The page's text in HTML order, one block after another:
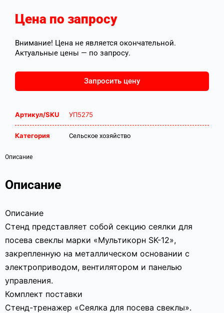
Цена по запросу
Внимание! Цена не является окончательной.
Актуальные цены — по запросу.
Запросить цену
Артикул/SKU УП5275
Категория Сельское хозяйство
Описание
Описание
Описание
Стенд представляет собой секцию сеялки для
посева свеклы марки «Мультикорн SK-12»,
закрепленную на металлическом основании с
электроприводом, вентилятором и панелью
управления.
Комплект поставки
Стенд-тренажер «Сеялка для посева свеклы».